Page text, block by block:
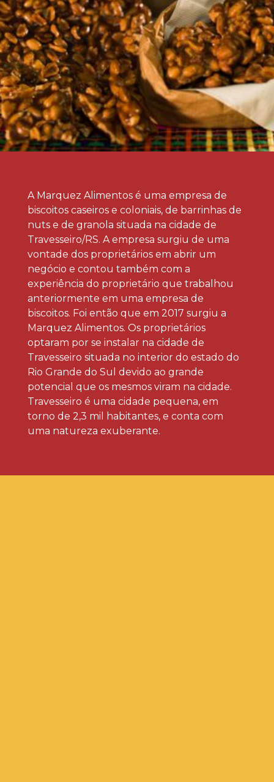
A Marquez Alimentos é uma empresa de
biscoitos caseiros e coloniais, de barrinhas de
nuts e de granola situada na cidade de
Travesseiro/RS. A empresa surgiu de uma
vontade dos proprietários em abrir um
negócio e contou também com a
experiência do proprietário que trabalhou
anteriormente em uma empresa de
biscoitos. Foi então que em 2017 surgiu a
Marquez Alimentos. Os proprietários
optaram por se instalar na cidade de
Travesseiro situada no interior do estado do
Rio Grande do Sul devido ao grande
potencial que os mesmos viram na cidade.
Travesseiro é uma cidade pequena, em
torno de 2,3 mil habitantes, e conta com
uma natureza exuberante.